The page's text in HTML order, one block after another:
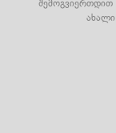
შემოგვიერთდით
ახალი